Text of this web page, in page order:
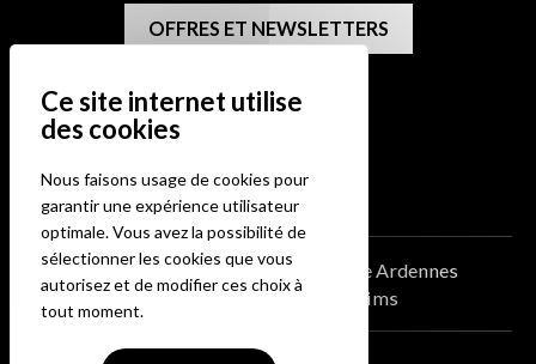
OFFRES ET NEWSLETTERS
Me situer
BlogGaleriePhotographe Mariage Ardennes
Photographe Mariage à Reims
Nous faisons usage de cookies pour
garantir une expérience utilisateur
optimale. Vous avez la possibilité de
sélectionner les cookies que vous
autorisez et de modifier ces choix à
tout moment.